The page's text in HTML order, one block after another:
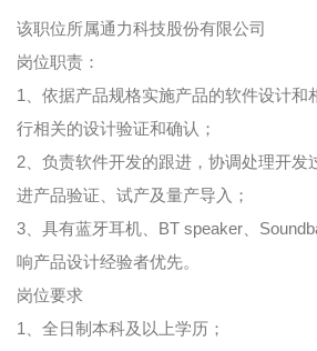
该职位所属通力科技股份有限公司
岗位职责：
1、依据产品规格实施产品的软件设计和
行相关的设计验证和确认；
2、负责软件开发的跟进，协调处理开发
进产品验证、试产及量产导入；
3、具有蓝牙耳机、BT speaker、
响产品设计经验者优先。
岗位要求
1、全日制本科及以上学历；